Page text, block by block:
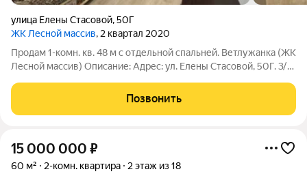
улица Елены Стасовой,50Г
ЖК Лесной массив, 2 квартал 2020
Продам 1-комн. кв. 48 м с отдельной спальней. Ветлужанка (ЖК
Лесной массив) Описание: Адрес: ул. Елены Стасовой, 50Г. 3/17
зоны по 16,6 м: спальня с дверью и шкафом-купе + просторная
кухня
Позвонить
15 000 000 ₽
60 м² 2-комн. квартира 2 этаж из 18